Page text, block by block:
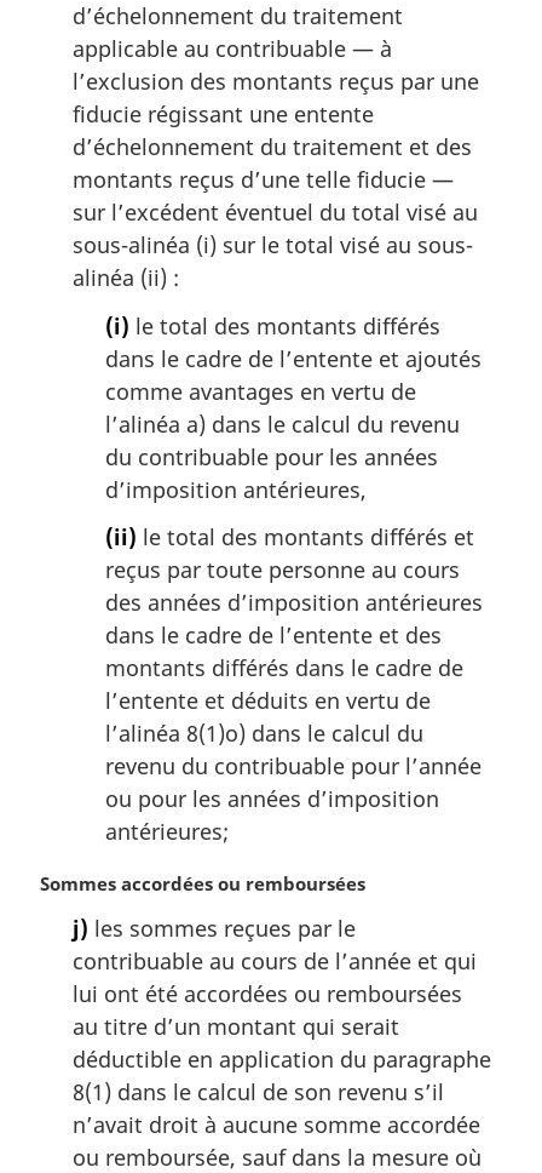
d’échelonnement du traitement
applicable au contribuable — à
l’exclusion des montants reçus par une
fiducie régissant une entente
d’échelonnement du traitement et des
montants reçus d’une telle fiducie —
sur l’excédent éventuel du total visé au
sous-alinéa (i) sur le total visé au sous-
alinéa (ii) :
(i) le total des montants différés
dans le cadre de l’entente et ajoutés
comme avantages en vertu de
l’alinéa a) dans le calcul du revenu
du contribuable pour les années
d’imposition antérieures,
(ii) le total des montants différés et
reçus par toute personne au cours
des années d’imposition antérieures
dans le cadre de l’entente et des
montants différés dans le cadre de
l’entente et déduits en vertu de
l’alinéa 8(1)o) dans le calcul du
revenu du contribuable pour l’année
ou pour les années d’imposition
antérieures;
N
Sommes accordées ou remboursées
j) les sommes reçues par le
contribuable au cours de l’année et qui
lui ont été accordées ou remboursées
au titre d’un montant qui serait
déductible en application du paragraphe
8(1) dans le calcul de son revenu s’il
n’avait droit à aucune somme accordée
ou remboursée, sauf dans la mesure où